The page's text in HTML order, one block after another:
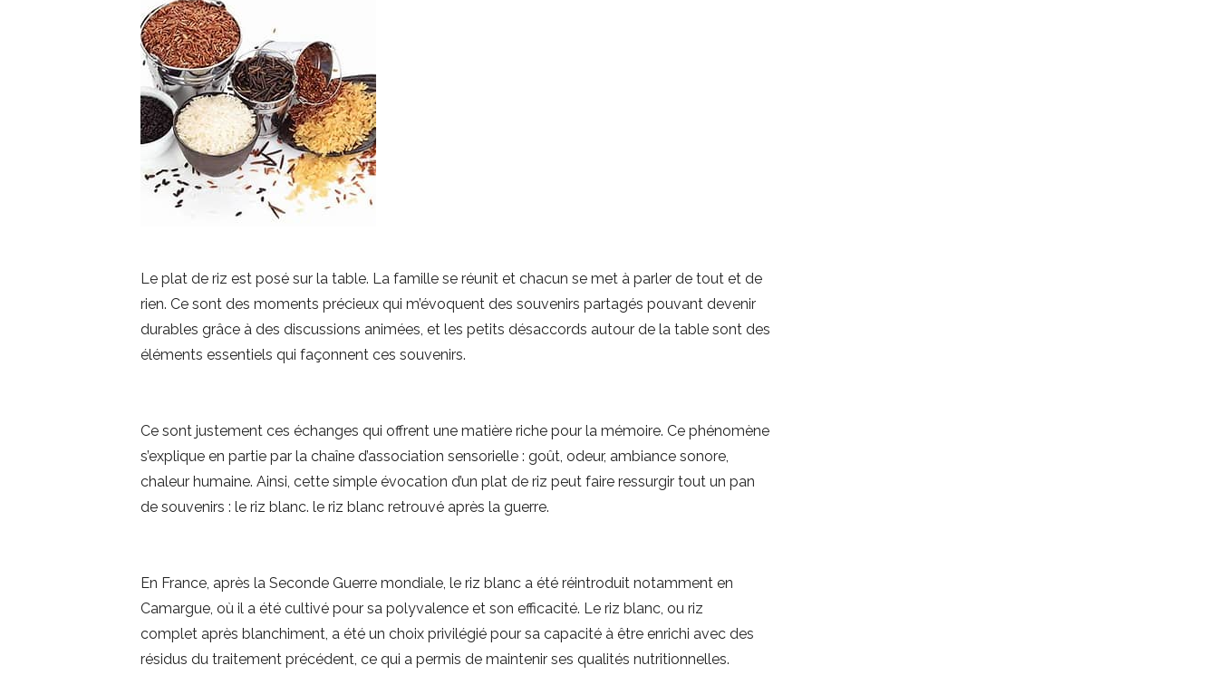
Le plat de riz est posé sur la table. La famille se réunit et chacun se met à parler de tout et de
rien. Ce sont des moments précieux qui m’évoquent des souvenirs partagés pouvant devenir
durables grâce à des discussions animées, et les petits désaccords autour de la table sont des
éléments essentiels qui façonnent ces souvenirs.
Ce sont justement ces échanges qui offrent une matière riche pour la mémoire. Ce phénomène
s’explique en partie par la chaîne d’association sensorielle : goût, odeur, ambiance sonore,
chaleur humaine. Ainsi, cette simple évocation d’un plat de riz peut faire ressurgir tout un pan
de souvenirs : le riz blanc. le riz blanc retrouvé après la guerre.
En France, après la Seconde Guerre mondiale, le riz blanc a été réintroduit notamment en
Camargue, où il a été cultivé pour sa polyvalence et son efficacité. Le riz blanc, ou riz
complet après blanchiment, a été un choix privilégié pour sa capacité à être enrichi avec des
résidus du traitement précédent, ce qui a permis de maintenir ses qualités nutritionnelles.